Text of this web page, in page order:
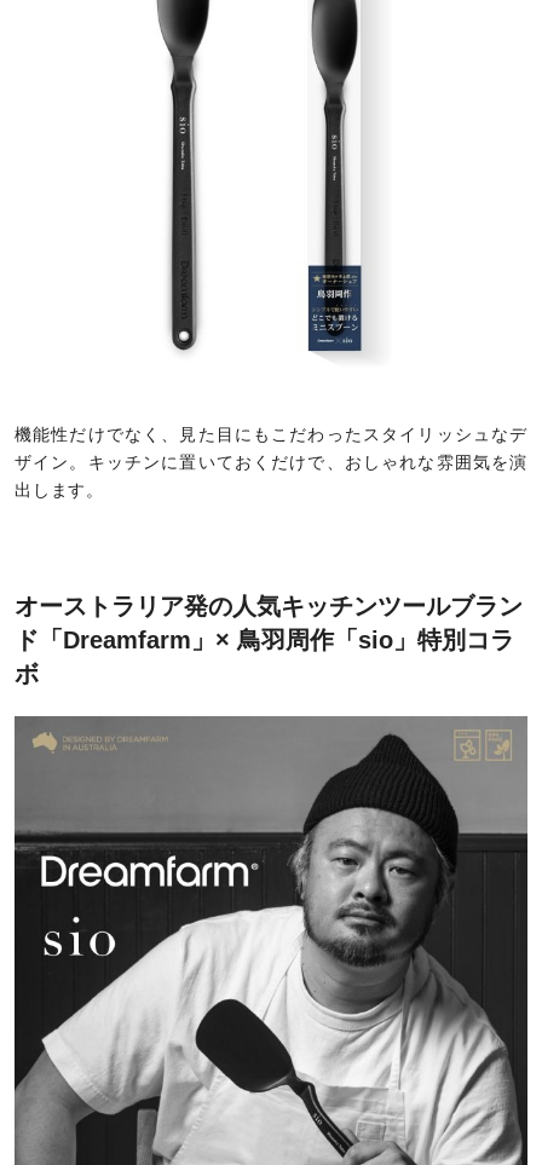
機能性だけでなく、見た目にもこだわったスタイリッシュなデ
ザイン。キッチンに置いておくだけで、おしゃれな雰囲気を演
出します。
オーストラリア発の人気キッチンツールブラン
ド「Dreamfarm」× 鳥羽周作「sio」特別コラ
ボ